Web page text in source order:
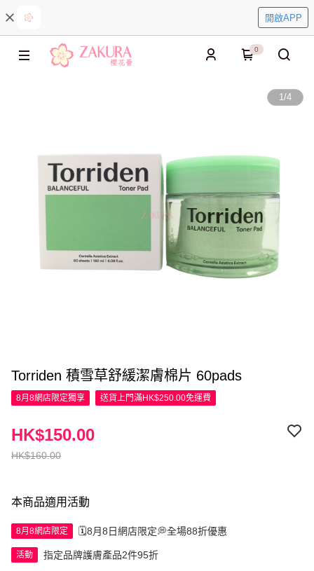
開啟APP
0
1/4
Torriden 積雪草舒緩潔膚棉片 60pads
8月8網店限定獨享 送貨上門滿HK$250.00免運費
HK$160.00
HK$150.00
本商品適用活動
8月8網店限定 🗓️8月8日網店限定💭全場88折優惠
活動 指定品牌護膚產品2件95折